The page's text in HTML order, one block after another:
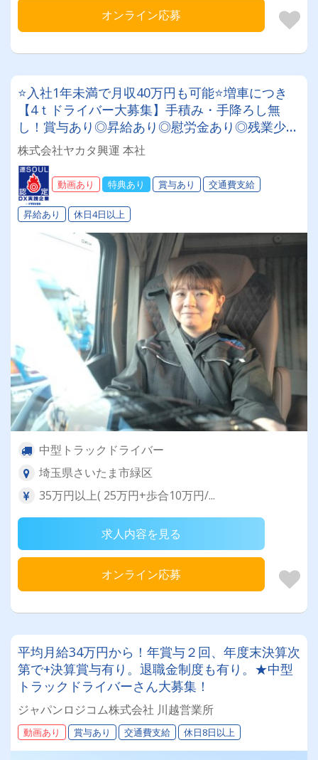
オンライン応募
⭐入社1年未満で月収40万円も可能⭐増車につき
【4ｔドライバー大募集】手積み・手降ろし無
し！賞与あり◎昇給あり◎慰労金あり◎残業少な
め！全員専属車両なので、トラック好きが集まる
会社✨休みも稼ぎもご希望を考慮するので定着率
も高い職場です★未経験者も大歓迎！
株式会社ヤカタ興運 本社
動画あり 特典あり 賞与あり 交通費支給
昇給あり 休日4日以上
中型トラックドライバー
埼玉県さいたま市緑区
35万円以上( 25万円+歩合10万円/...
求人内容を見る
オンライン応募
平均月給34万円から！年賞与２回、年度末決算次
第で+決算賞与有り。退職金制度も有り。★中型
トラックドライバーさん大募集！
ジャパンロジコム株式会社 川越営業所
動画あり 賞与あり 交通費支給 休日8日以上